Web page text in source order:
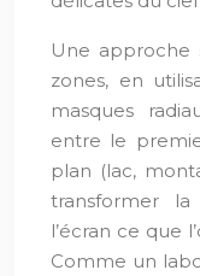
Une approche
zones, en
masques
entre le
plan (lac,
transformer
l’écran ce que
Comme un